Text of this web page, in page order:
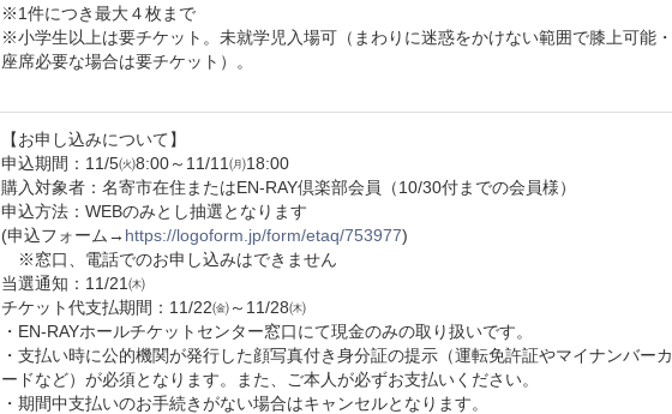
※1件につき最大４枚まで
※小学生以上は要チケット。未就学児入場可（まわりに迷惑をかけない範囲で膝上可能・
座席必要な場合は要チケット）。
【お申し込みについて】
申込期間：11/5㈫8:00～11/11㈪18:00
購入対象者：名寄市在住またはEN-RAY倶楽部会員（10/30付までの会員様）
申込方法：WEBのみとし抽選となります
(申込フォーム→ https://logoform.jp/form/etaq/753977)
※窓口、電話でのお申し込みはできません
当選通知：11/21㈭
チケット代支払期間：11/22㈮～11/28㈭
・EN-RAYホールチケットセンター窓口にて現金のみの取り扱いです。
・支払い時に公的機関が発行した顔写真付き身分証の提示（運転免許証やマイナンバーカ
ードなど）が必須となります。また、ご本人が必ずお支払いください。
・期間中支払いのお手続きがない場合はキャンセルとなります。